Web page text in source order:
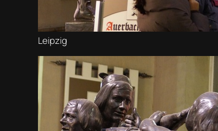
Leipzig